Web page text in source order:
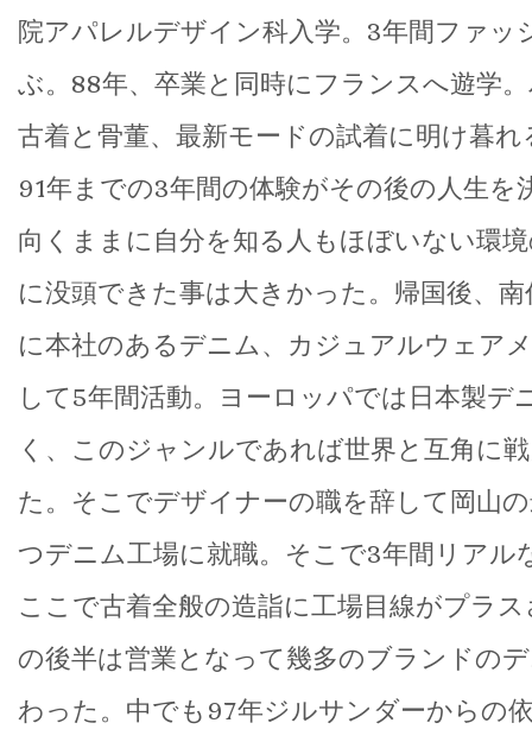
院アパレルデザイン科入学。3年間ファッ
ぶ。88年、卒業と同時にフランスへ遊学
古着と骨董、最新モードの試着に明け暮
91年までの3年間の体験がその後の人生を
向くままに自分を知る人もほぼいない環
に没頭できた事は大きかった。帰国後、
に本社のあるデニム、カジュアルウェア
して5年間活動。ヨーロッパでは日本製デ
く、このジャンルであれば世界と互角に
た。そこでデザイナーの職を辞して岡山
つデニム工場に就職。そこで3年間リアル
ここで古着全般の造詣に工場目線がプラ
の後半は営業となって幾多のブランドの
わった。中でも97年ジルサンダーからの